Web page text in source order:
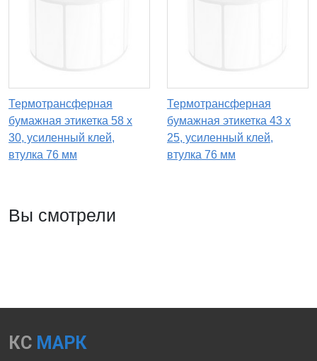
Термотрансферная
бумажная этикетка 58 х
30, усиленный клей,
втулка 76 мм
Термотрансферная
бумажная этикетка 43 х
25, усиленный клей,
втулка 76 мм
Вы смотрели
КС МАРК